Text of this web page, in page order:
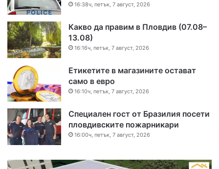
16:38ч, петък, 7 август, 2026
Какво да правим в Пловдив (07.08–
13.08)
16:16ч, петък, 7 август, 2026
Етикетите в магазините остават
само в евро
16:10ч, петък, 7 август, 2026
Специален гост от Бразилия посети
пловдивските пожарникари
16:00ч, петък, 7 август, 2026